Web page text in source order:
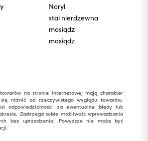
Noryl
stal nierdzewna
mosiądz
mosiądz
na stronie internetowej mają charakter
różnić od rzeczywistego wyglądu towarów.
odpowiedzialności za ewentualne błędy lub
Zastrzega sobie możliwość wprowadzania
bez uprzedzenia. Powyższe nie może być